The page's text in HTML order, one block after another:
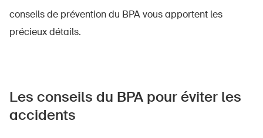
conseils de prévention du BPA vous apportent les
précieux détails.
Les conseils du BPA pour éviter les
accidents